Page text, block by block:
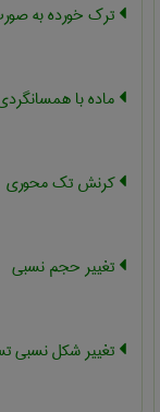
ترک خورده به
ماده با
کرنش تک محوری
تغییر حجم نسبی
تغییر شکل نسبی